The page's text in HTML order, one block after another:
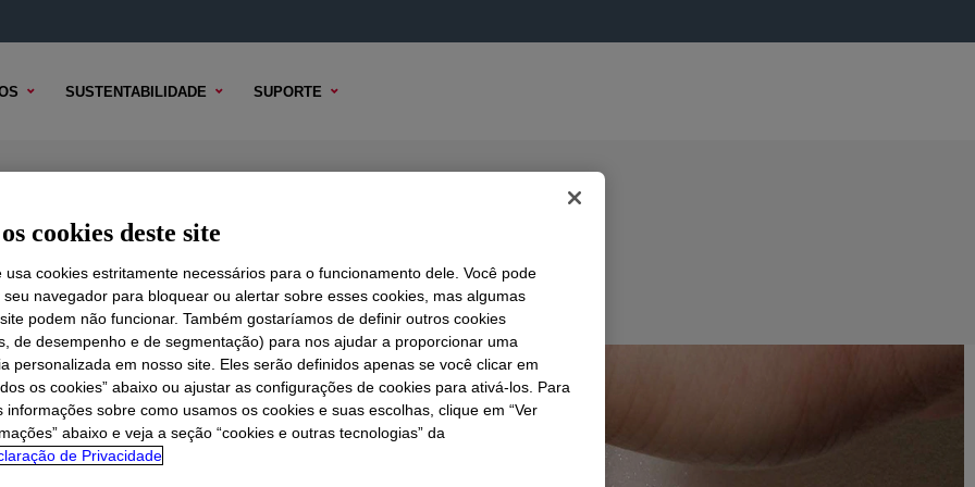
SUSTENTABILIDADE SUPORTE
TÉCNICO OPÇÕES DE AMOSTRA OPÇÕES DE COMPRA
cookies deste site
usa cookies estritamente necessários para o funcionamento dele. Você pode
navegador para bloquear ou alertar sobre esses cookies, mas algumas
podem não funcionar. Também gostaríamos de definir outros cookies
de desempenho e de segmentação) para nos ajudar a proporcionar uma
personalizada em nosso site. Eles serão definidos apenas se você clicar em
os cookies” abaixo ou ajustar as configurações de cookies para ativá-los. Para
informações sobre como usamos os cookies e suas escolhas, clique em “Ver
abaixo e veja a seção “cookies e outras tecnologias” da
de Privacidade